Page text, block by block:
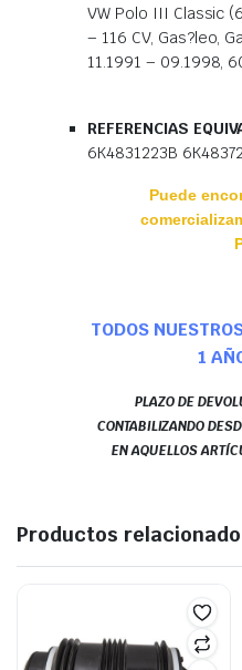
VW Polo III Classic
– 116 CV, Gas?leo,
11.1991 – 09.1998,
REFERENCIAS
6K4831223B
Puede
TODOS
1
PLAZO DE
CONTABILIZANDO
EN AQUELLOS
Productos